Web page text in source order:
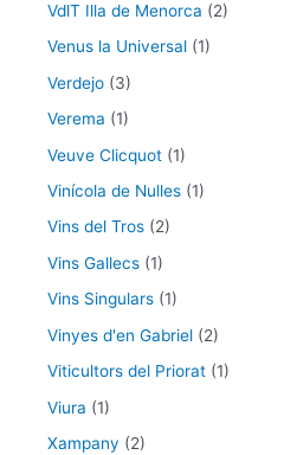
VdlT Illa de Menorca (2)
Venus la Universal (1)
Verdejo (3)
Verema (1)
Veuve Clicquot (1)
Vinícola de Nulles (1)
Vins del Tros (2)
Vins Gallecs (1)
Vins Singulars (1)
Vinyes d'en Gabriel (2)
Viticultors del Priorat (1)
Viura (1)
Xampany (2)